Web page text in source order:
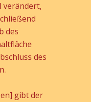
verändert,
des
des
gibt der